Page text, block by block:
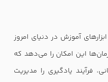
آموزش در دنیای امروز
این امکان را می‌دهد که
فرآیند یادگیری را مدیریت